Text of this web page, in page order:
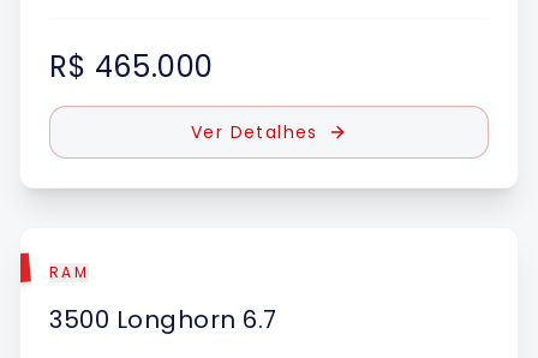
R$ 465.000
Ver Detalhes
RAM
3500 Longhorn 6.7